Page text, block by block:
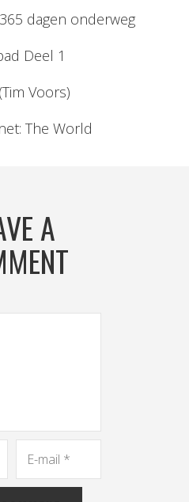
dagen onderweg
Deel 1
Voors)
The World
A